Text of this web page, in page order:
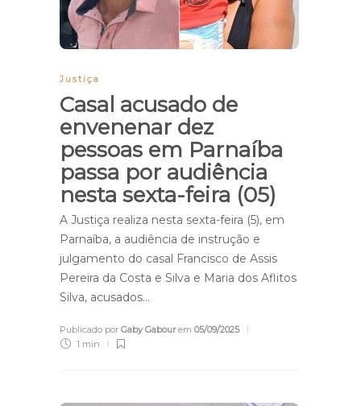
Justiça
Casal acusado de
envenenar dez
pessoas em Parnaíba
passa por audiência
nesta sexta-feira (05)
A Justiça realiza nesta sexta-feira (5), em
Parnaíba, a audiência de instrução e
julgamento do casal Francisco de Assis
Pereira da Costa e Silva e Maria dos Aflitos
Silva, acusados…
Publicado por Gaby Gabourem 05/09/2025
1 min